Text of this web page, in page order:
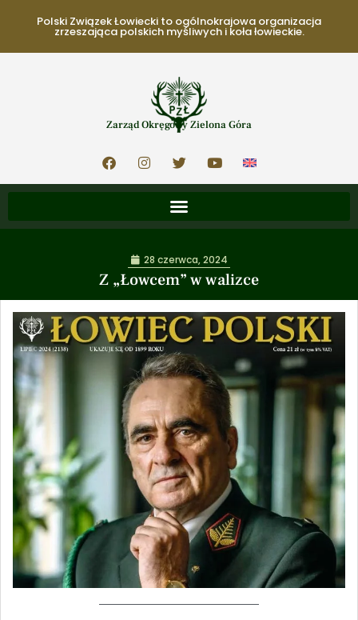
Polski Związek Łowiecki to ogólnokrajowa organizacja
zrzeszająca polskich myśliwych i koła łowieckie.
Zarząd Okręgowy Zielona Góra
Z „Łowcem” w walizce
28 czerwca, 2024